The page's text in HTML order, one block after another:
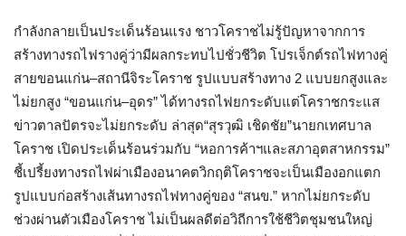
กำลังกลายเป็นประเด็นร้อนแรง ชาวโคราชไม่รู้ปัญหาจากการ
สร้างทางรถไฟรางคู่ว่ามีผลกระทบไปชั่วชีวิต โปรเจ็กต์รถไฟทางคู่
สายขอนแก่น–สถานีจิระโคราช รูปแบบสร้างทาง 2 แบบยกสูงและ
ไม่ยกสูง “ขอนแก่น–อุดร”ได้ทางรถไฟยกระดับแต่โคราชกระแส
ข่าวตาลปัตรจะไม่ยกระดับ ล่าสุด“สุรวุฒิ เชิดชัย”นายกเทศบาล
โคราช เปิดประเด็นร้อนร่วมกับ “หอการค้าฯและสภาอุตสาหกรรม”
ชี้เปรี้ยงทางรถไฟผ่าเมืองอนาคตวิกฤติโคราชจะเป็นเมืองอกแตก
รูปแบบก่อสร้างเส้นทางรถไฟทางคู่ของ “สนข.” หากไม่ยกระดับ
ช่วงผ่านตัวเมืองโคราช ไม่เป็นผลดีต่อวิถีการใช้ชีวิตชุมชนใหญ่